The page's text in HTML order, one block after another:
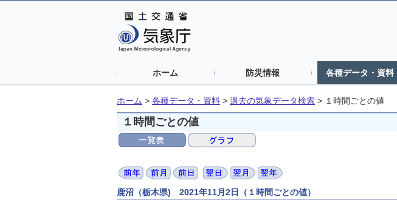
ホーム 防災情報 各種データ・資料
ホーム > 各種データ・資料 > 過去の気象データ検索 > １時間ごとの値
１時間ごとの値
鹿沼（栃木県) 2021年11月2日（１時間ごとの値）